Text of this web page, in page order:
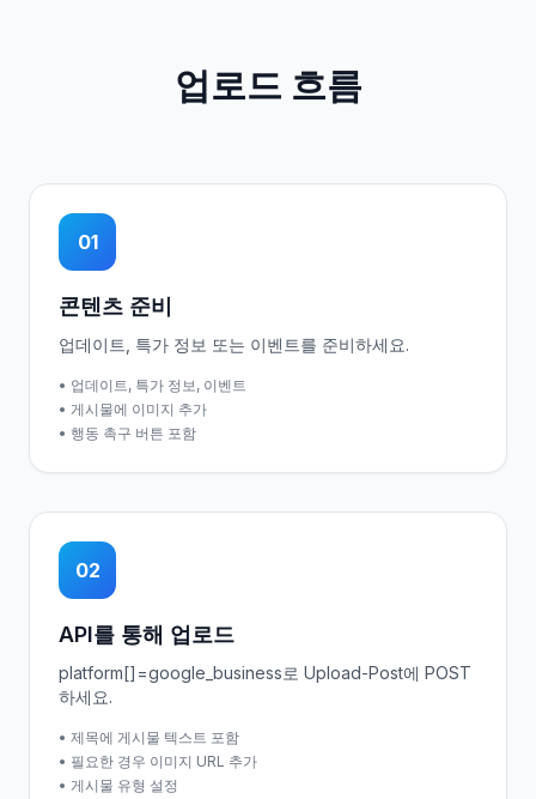
업로드 흐름
01
콘텐츠 준비
업데이트, 특가 정보 또는 이벤트를 준비하세요.
• 업데이트, 특가 정보, 이벤트
• 게시물에 이미지 추가
• 행동 촉구 버튼 포함
02
API를 통해 업로드
platform[]=google_business로 Upload-Post에 POST
하세요.
• 제목에 게시물 텍스트 포함
• 필요한 경우 이미지 URL 추가
• 게시물 유형 설정